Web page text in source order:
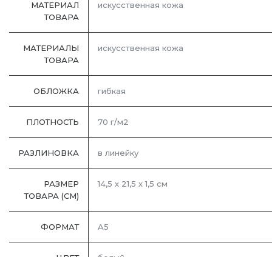
МАТЕРИАЛ
ТОВАРА
искусственная кожа
МАТЕРИАЛЫ
ТОВАРА
искусственная кожа
ОБЛОЖКА гибкая
ПЛОТНОСТЬ 70 г/м2
РАЗЛИНОВКА в линейку
РАЗМЕР
ТОВАРА (СМ)
14,5 х 21,5 х 1,5 см
ФОРМАТ A5